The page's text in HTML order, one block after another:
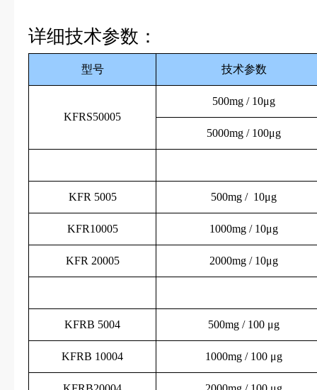
详细技术参数：
型号 技术参数
KFRS50005
500mg / 10μg
5000mg / 100μg
KFR 5005 500mg / 10μg
KFR10005 1000mg / 10μg
KFR 20005 2000mg / 10μg
KFRB 5004 500mg / 100 μg
KFRB 10004 1000mg / 100 μg